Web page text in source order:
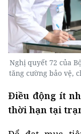
Nghị quyết 72 của
tăng cường bảo vệ,
Điều động ít
thời hạn tại